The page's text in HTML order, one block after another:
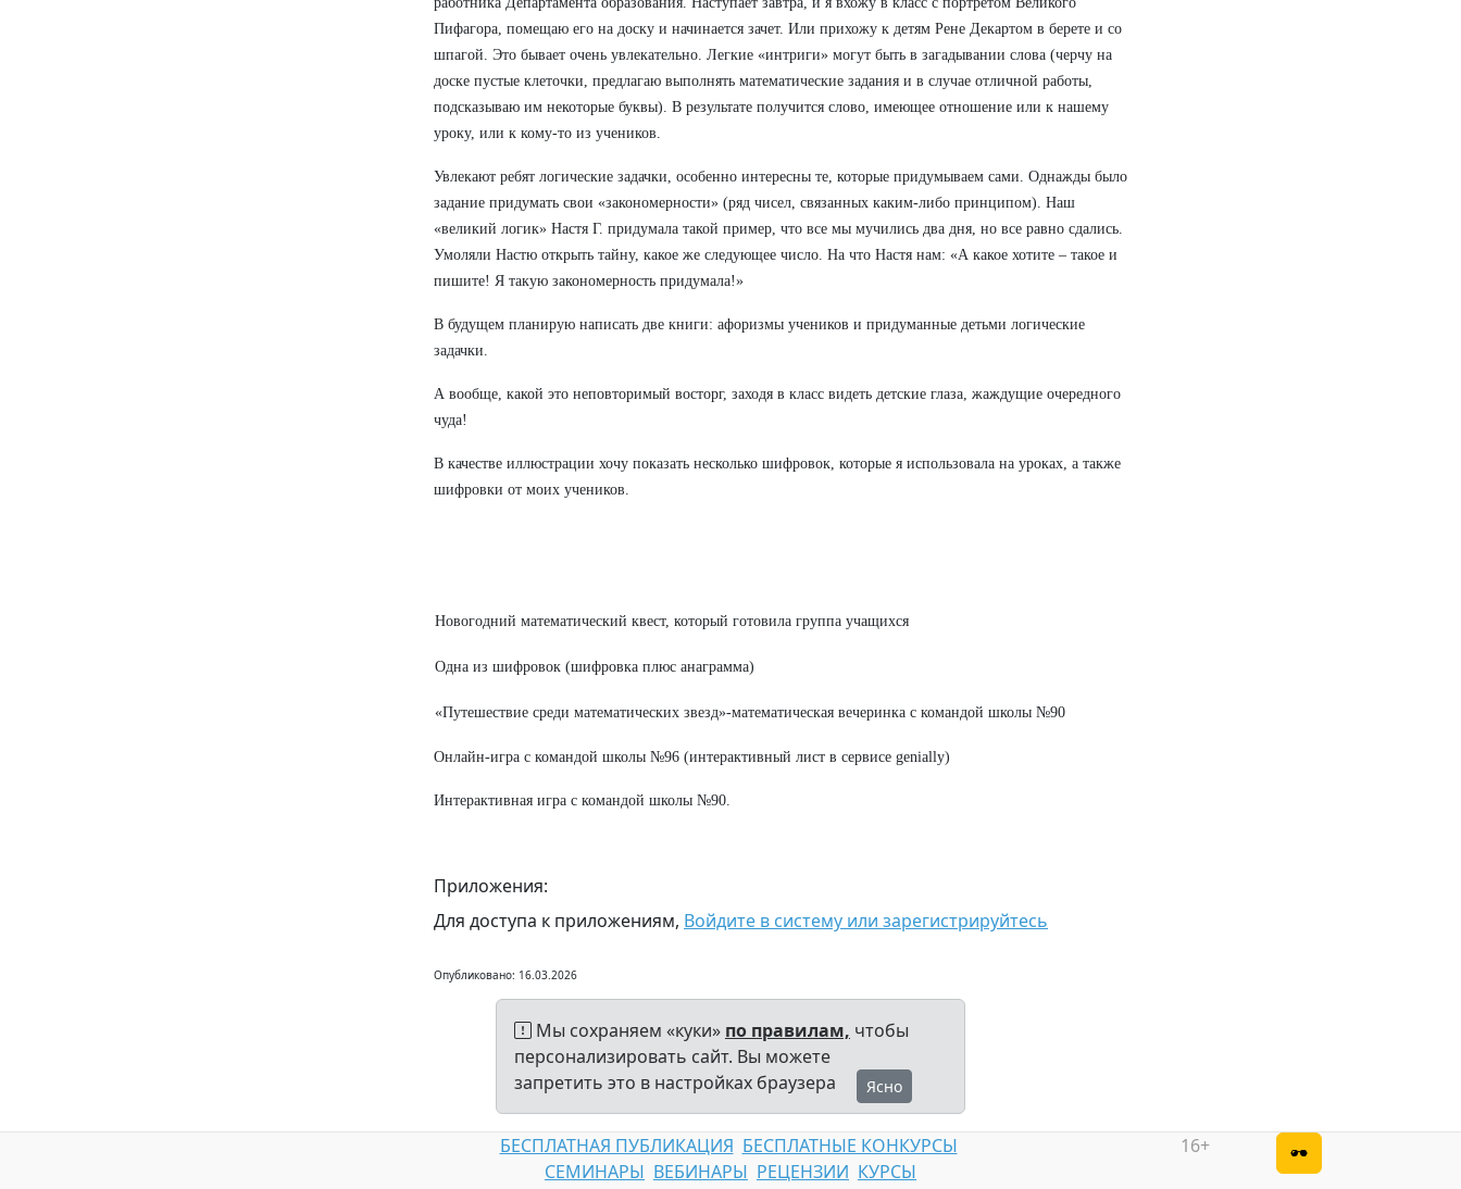
Пифагора, помещаю его на доску и начинается зачет. Или прихожу к детям Рене Декартом в берете и со
шпагой. Это бывает очень увлекательно. Легкие «интриги» могут быть в загадывании слова (черчу на
доске пустые клеточки, предлагаю выполнять математические задания и в случае отличной работы,
подсказываю им некоторые буквы). В результате получится слово, имеющее отношение или к нашему
уроку, или к кому-то из учеников.
Увлекают ребят логические задачки, особенно интересны те, которые придумываем сами. Однажды было
задание придумать свои «закономерности» (ряд чисел, связанных каким-либо принципом). Наш
«великий логик» Настя Г. придумала такой пример, что все мы мучились два дня, но все равно сдались.
Умоляли Настю открыть тайну, какое же следующее число. На что Настя нам: «А какое хотите – такое и
пишите! Я такую закономерность придумала!»
В будущем планирую написать две книги: афоризмы учеников и придуманные детьми логические
задачки.
А вообще, какой это неповторимый восторг, заходя в класс видеть детские глаза, жаждущие очередного
чуда!
В качестве иллюстрации хочу показать несколько шифровок, которые я использовала на уроках, а также
шифровки от моих учеников.
Новогодний математический квест, который готовила группа учащихся
Одна из шифровок (шифровка плюс анаграмма)
«Путешествие среди математических звезд»-математическая вечеринка с командой школы №90
Онлайн-игра с командой школы №96 (интерактивный лист в сервисе genially)
Интерактивная игра с командой школы №90.
Приложения:
Для доступа к приложениям, Войдите в систему или зарегистрируйтесь
Опубликовано: 16.03.2026
Мы сохраняем «куки» по правилам, чтобы
персонализировать сайт. Вы можете
запретить это в настройках браузера
Ясно
БЕСПЛАТНАЯ ПУБЛИКАЦИЯ БЕСПЛАТНЫЕ КОНКУРСЫ
СЕМИНАРЫ ВЕБИНАРЫ РЕЦЕНЗИИ КУРСЫ
16+